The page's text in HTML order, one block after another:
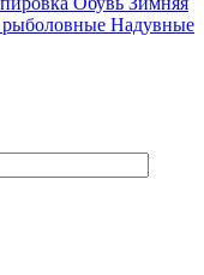
Надувные